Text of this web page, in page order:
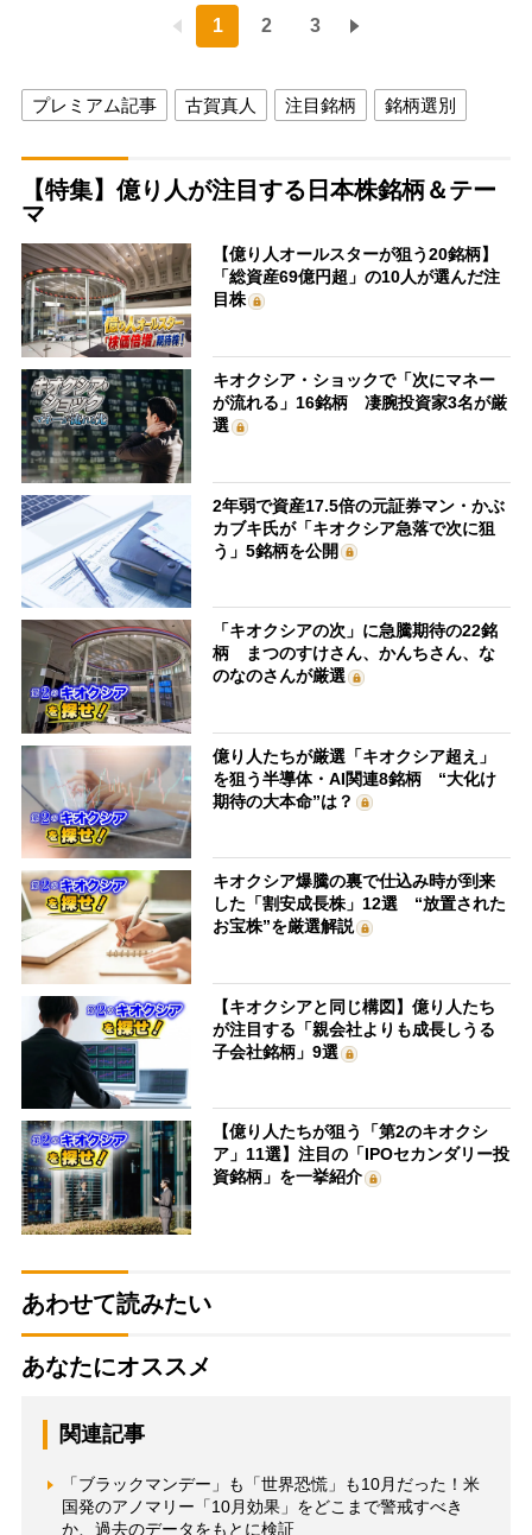
1 2 3
プレミアム記事 古賀真人 注目銘柄 銘柄選別
【特集】億り人が注目する日本株銘柄＆テー
マ
【億り人オールスターが狙う20銘柄】
「総資産69億円超」の10人が選んだ注
目株
キオクシア・ショックで「次にマネー
が流れる」16銘柄 凄腕投資家3名が厳
選
2年弱で資産17.5倍の元証券マン・かぶ
カブキ氏が「キオクシア急落で次に狙
う」5銘柄を公開
「キオクシアの次」に急騰期待の22銘
柄 まつのすけさん、かんちさん、な
のなのさんが厳選
億り人たちが厳選「キオクシア超え」
を狙う半導体・AI関連8銘柄 “大化け
期待の大本命”は？
キオクシア爆騰の裏で仕込み時が到来
した「割安成長株」12選 “放置された
お宝株”を厳選解説
【キオクシアと同じ構図】億り人たち
が注目する「親会社よりも成長しうる
子会社銘柄」9選
【億り人たちが狙う「第2のキオクシ
ア」11選】注目の「IPOセカンダリー投
資銘柄」を一挙紹介
あわせて読みたい
あなたにオススメ
関連記事
「ブラックマンデー」も「世界恐慌」も10月だった！米
国発のアノマリー「10月効果」をどこまで警戒すべき
か、過去のデータをもとに検証